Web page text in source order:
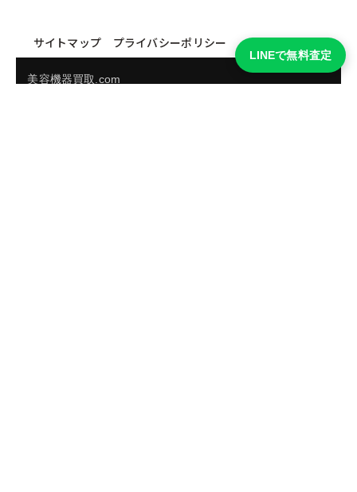
サイトマップ プライバシーポリシー
美容機器買取.com
LINEで無料査定